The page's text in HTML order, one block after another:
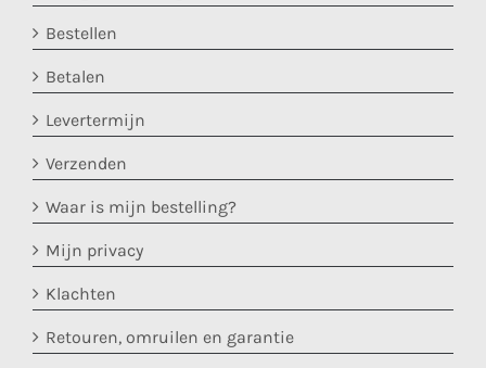
Bestellen
Betalen
Levertermijn
Verzenden
Waar is mijn bestelling?
Mijn privacy
Klachten
Retouren, omruilen en garantie